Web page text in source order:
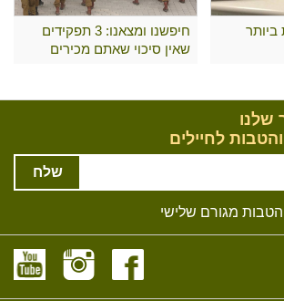
ביותר
חיפשנו ומצאנו: 3 תפקידים
שאין סיכוי שאתם מכירים
שלנו
לחיילים
שלח
מגורם שלישי